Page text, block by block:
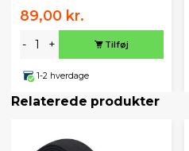
89,00 kr.
- + Tilføj
1-2 hverdage
Relaterede produkter